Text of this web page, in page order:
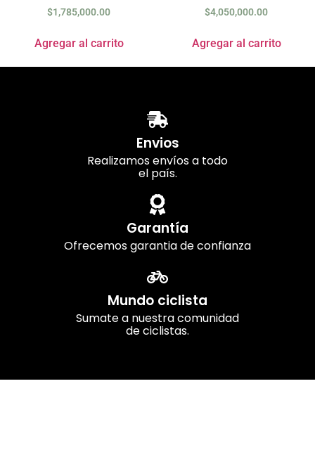
$1,785,000.00
Agregar al carrito
$4,050,000.00
Agregar al carrito
Envios
Realizamos envíos a todo
el país.
Garantía
Ofrecemos garantia de confianza
Mundo ciclista
Sumate a nuestra comunidad
de ciclistas.